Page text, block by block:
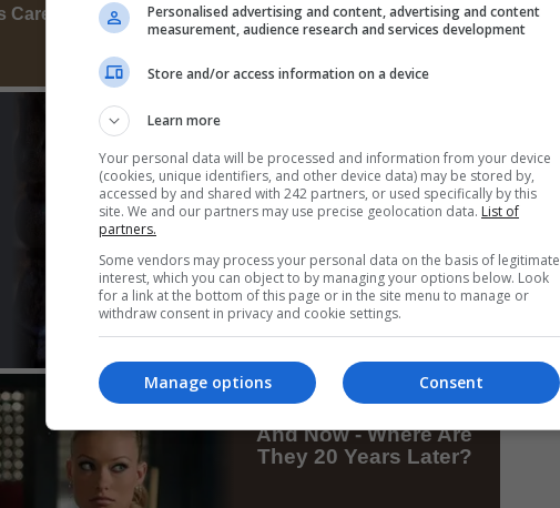
Personalised advertising and content, advertising and content
measurement, audience research and services development
Store and/or access information on a device
Learn more
Your personal data will be processed and information from your device
(cookies, unique identifiers, and other device data) may be stored by,
accessed by and shared with 242 partners, or used specifically by this
site. We and our partners may use precise geolocation data. List of
partners.
Some vendors may process your personal data on the basis of legitimate
interest, which you can object to by managing your options below. Look
for a link at the bottom of this page or in the site menu to manage or
withdraw consent in privacy and cookie settings.
Consent
Manage options